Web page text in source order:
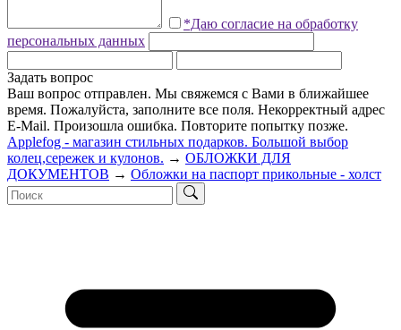
*Даю согласие на обработку
персональных данных
Задать вопрос
Ваш вопрос отправлен. Мы свяжемся с Вами в ближайшее
время. Пожалуйста, заполните все поля. Некорректный адрес
E-Mail. Произошла ошибка. Повторите попытку позже.
Applefog - магазин стильных подарков. Большой выбор
колец,сережек и кулонов. → ОБЛОЖКИ ДЛЯ
ДОКУМЕНТОВ → Обложки на паспорт прикольные - холст